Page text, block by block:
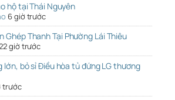
hộ tại Thái Nguyên
6 giờ trước
Ghép Thanh Tại Phường Lái Thiêu
giờ trước
lớn, bỏ sỉ Điều hòa tủ đứng LG thương
trước